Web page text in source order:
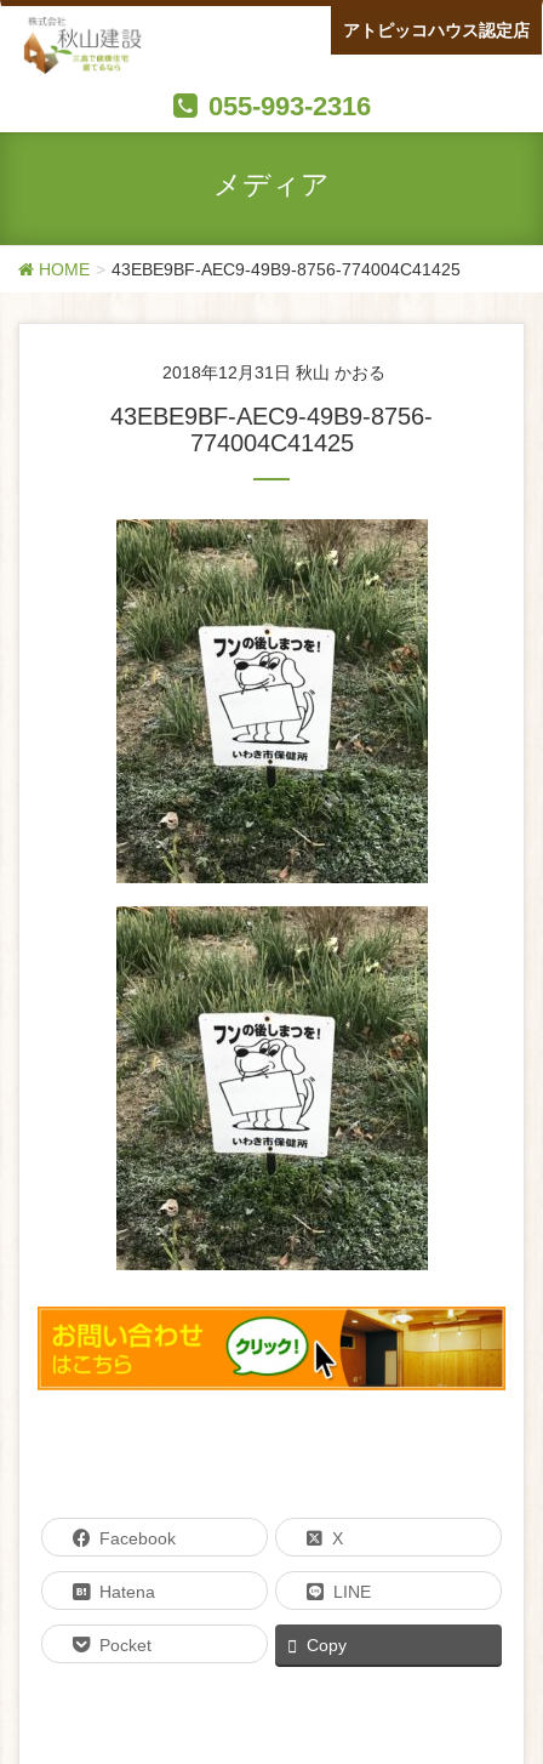
055-993-2316
アトピッコハウス認定店
メディア
HOME 43EBE9BF-AEC9-49B9-8756-774004C41425
2018年12月31日 秋山 かおる
43EBE9BF-AEC9-49B9-8756-
774004C41425
Facebook X
Hatena LINE
Pocket Copy